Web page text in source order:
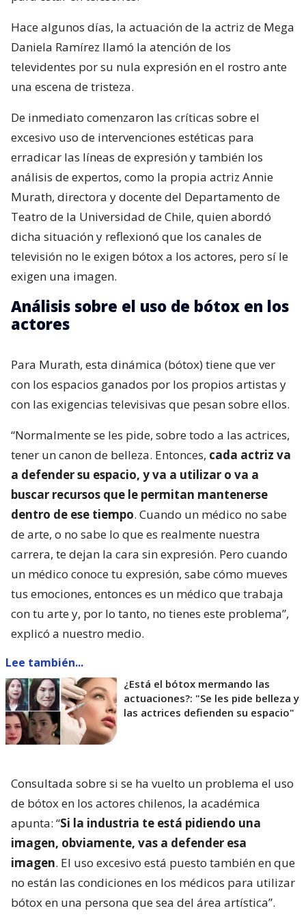
Hace algunos días, la actuación de la actriz de Mega
Daniela Ramírez llamó la atención de los
televidentes por su nula expresión en el rostro ante
una escena de tristeza.
De inmediato comenzaron las críticas sobre el
excesivo uso de intervenciones estéticas para
erradicar las líneas de expresión y también los
análisis de expertos, como la propia actriz Annie
Murath, directora y docente del Departamento de
Teatro de la Universidad de Chile, quien abordó
dicha situación y reflexionó que los canales de
televisión no le exigen bótox a los actores, pero sí le
exigen una imagen.
Análisis sobre el uso de bótox en los
actores
Para Murath, esta dinámica (bótox) tiene que ver
con los espacios ganados por los propios artistas y
con las exigencias televisivas que pesan sobre ellos.
“Normalmente se les pide, sobre todo a las actrices,
tener un canon de belleza. Entonces, cada actriz va
a defender su espacio, y va a utilizar o va a
buscar recursos que le permitan mantenerse
dentro de ese tiempo. Cuando un médico no sabe
de arte, o no sabe lo que es realmente nuestra
carrera, te dejan la cara sin expresión. Pero cuando
un médico conoce tu expresión, sabe cómo mueves
tus emociones, entonces es un médico que trabaja
con tu arte y, por lo tanto, no tienes este problema”,
explicó a nuestro medio.
Lee también...
¿Está el bótox mermando las
actuaciones?: "Se les pide belleza y
las actrices defienden su espacio"
Consultada sobre si se ha vuelto un problema el uso
de bótox en los actores chilenos, la académica
apunta: “Si la industria te está pidiendo una
imagen, obviamente, vas a defender esa
imagen. El uso excesivo está puesto también en que
no están las condiciones en los médicos para utilizar
bótox en una persona que sea del área artística”.